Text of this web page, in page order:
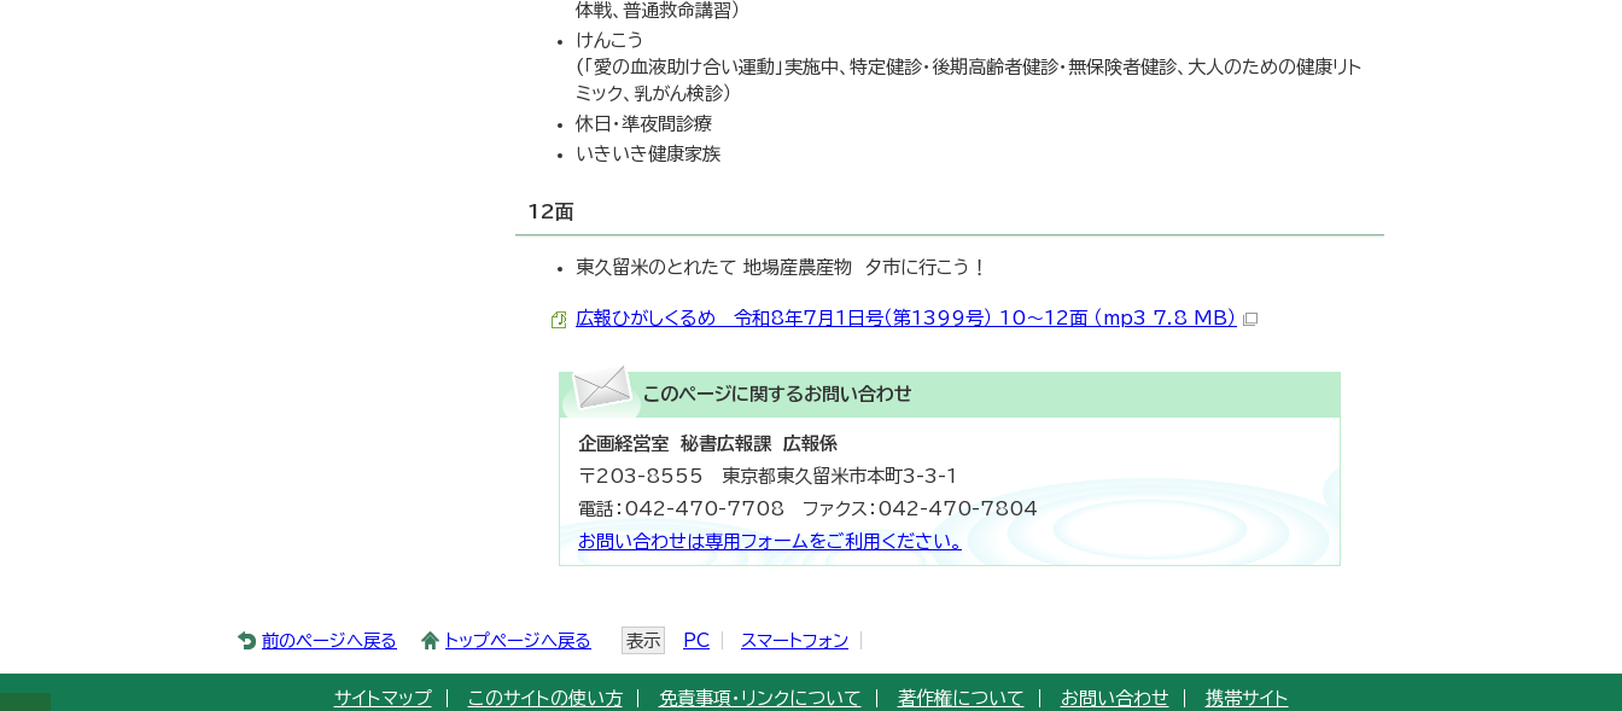
体戦、普通救命講習）
けんこう
(「愛の血液助け合い運動」実施中、特定健診・後期高齢者健診・無保険者健診、大人のための健康リト
ミック、乳がん検診）
休日・準夜間診療
いきいき健康家族
12面
東久留米のとれたて 地場産農産物 夕市に行こう！
広報ひがしくるめ 令和8年7月1日号（第1399号） 10～12面 （mp3 7.8 MB）
このページに関するお問い合わせ
企画経営室 秘書広報課 広報係
〒203-8555 東京都東久留米市本町3-3-1
電話：042-470-7708 ファクス：042-470-7804
お問い合わせは専用フォームをご利用ください。
前のページへ戻る トップページへ戻る 表示 PC スマートフォン
サイトマップ このサイトの使い方 免責事項・リンクについて 著作権について お問い合わせ 携帯サイト